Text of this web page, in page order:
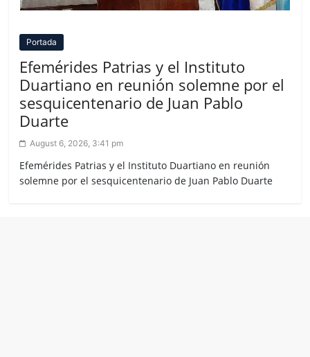
Portada
Efemérides Patrias y el Instituto
Duartiano en reunión solemne por el
sesquicentenario de Juan Pablo
Duarte
August 6, 2026, 3:41 pm
Efemérides Patrias y el Instituto Duartiano en reunión
solemne por el sesquicentenario de Juan Pablo Duarte